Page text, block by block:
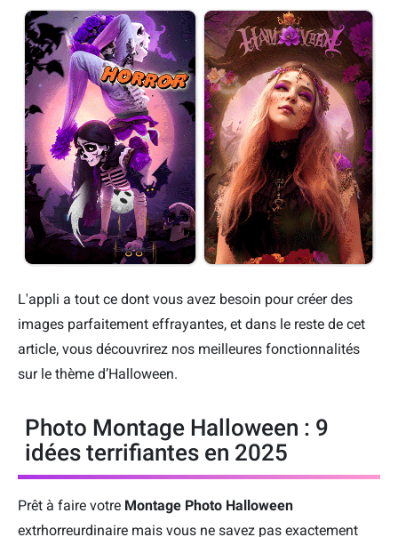
L'appli a tout ce dont vous avez besoin pour créer des
images parfaitement effrayantes, et dans le reste de cet
article, vous découvrirez nos meilleures fonctionnalités
sur le thème d’Halloween.
Photo Montage Halloween : 9
idées terrifiantes en 2025
Prêt à faire votre Montage Photo Halloween
extrhorreurdinaire mais vous ne savez pas exactement